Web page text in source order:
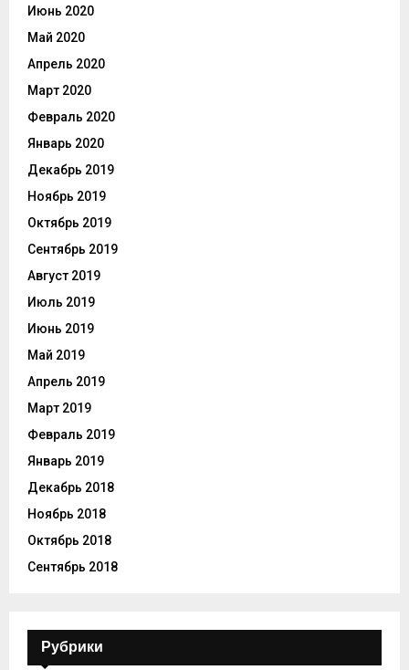
Июнь 2020
Май 2020
Апрель 2020
Март 2020
Февраль 2020
Январь 2020
Декабрь 2019
Ноябрь 2019
Октябрь 2019
Сентябрь 2019
Август 2019
Июль 2019
Июнь 2019
Май 2019
Апрель 2019
Март 2019
Февраль 2019
Январь 2019
Декабрь 2018
Ноябрь 2018
Октябрь 2018
Сентябрь 2018
Рубрики